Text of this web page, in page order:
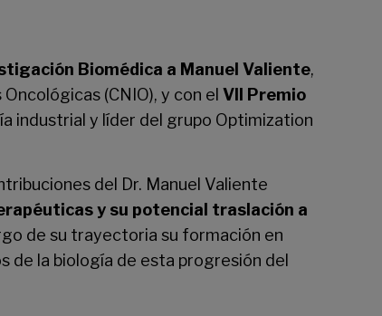
Biomédica a Manuel Valiente,
(CNIO), y con el VII Premio
industrial y líder del grupo Optimization
del Dr. Manuel Valiente
y su potencial traslación a
de su trayectoria su formación en
la biología de esta progresión del